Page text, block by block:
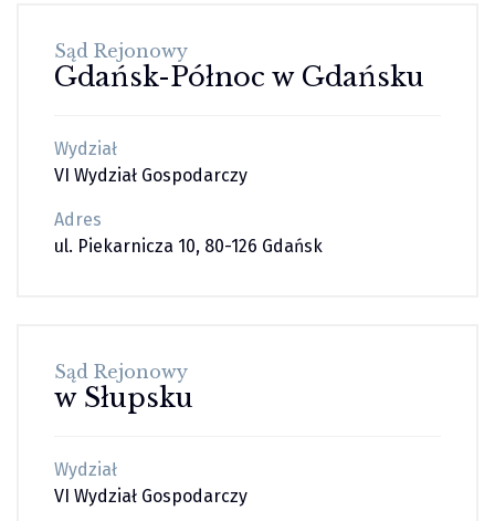
Sąd Rejonowy
Gdańsk-Północ w Gdańsku
Wydział
VI Wydział Gospodarczy
Adres
ul. Piekarnicza 10, 80-126 Gdańsk
Sąd Rejonowy
w Słupsku
Wydział
VI Wydział Gospodarczy